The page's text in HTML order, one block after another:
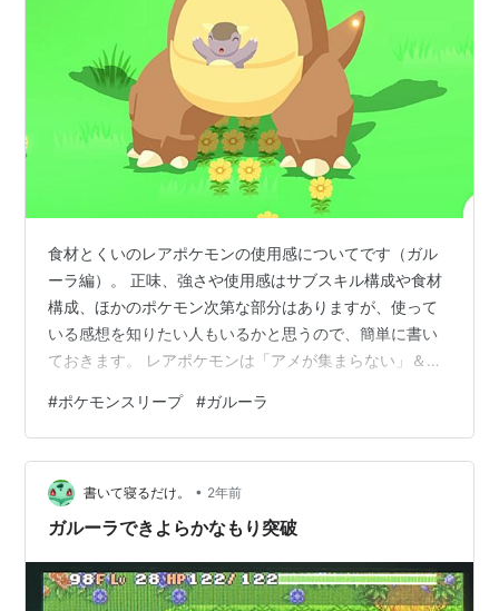
食材とくいのレアポケモンの使用感についてです（ガル
ーラ編）。 正味、強さや使用感はサブスキル構成や食材
構成、ほかのポケモン次第な部分はありますが、使って
いる感想を知りたい人もいるかと思うので、簡単に書い
ておきます。 レアポケモンは「アメが集まらない」＆
キルレベルも基本１です。 そのため、どうしてもメイン
戦力にはならない感じなのですが、基本的には「加入レ
ベルが高い」「産出量が多い」ので、穴埋め的な戦力と
してはかなり強めですねー。 （ガルーラは時期的にポテ
トが手に入るか入らないかぐらいの時期にABガルーラが
#ポケモンスリープ #ガルーラ
書いて寝るだけ。 • 2年前
ガルーラできよらかなもり突破